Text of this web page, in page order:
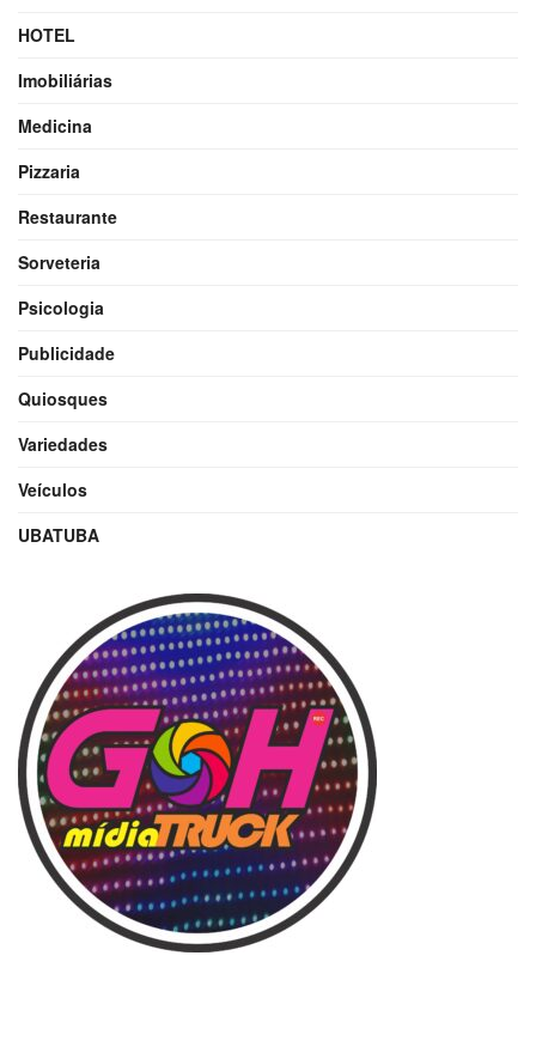
HOTEL
Imobiliárias
Medicina
Pizzaria
Restaurante
Sorveteria
Psicologia
Publicidade
Quiosques
Variedades
Veículos
UBATUBA